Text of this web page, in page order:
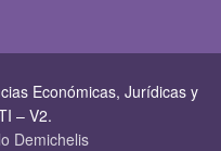
Económicas, Jurí­dicas y
– V2.
Demichelis